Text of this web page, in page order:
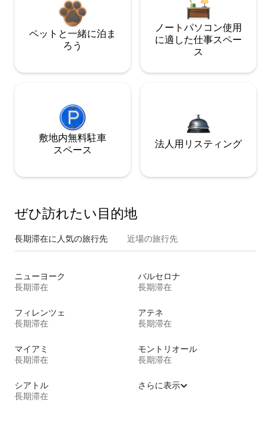
ペットと一緒に泊ま
ろう
ノートパソコン使用
に適した仕事スペー
ス
敷地内無料駐⁠車
ス⁠ペ⁠ー⁠ス
法人用リスティング
ぜひ訪⁠れ⁠た⁠い目⁠的⁠地
長期滞在に人気の旅行先 近場の旅行先
ニューヨーク
長期滞在
バルセロナ
長期滞在
フィレンツェ
長期滞在
アテネ
長期滞在
マイアミ
長期滞在
モントリオール
長期滞在
シアトル
長期滞在
さらに表示